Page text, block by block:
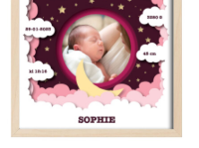
Tilføj til
ønskeliste